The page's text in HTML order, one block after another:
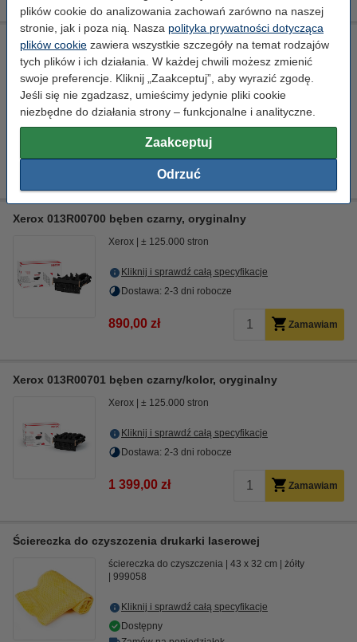
plików cookie do analizowania zachowań zarówno na naszej
stronie, jak i poza nią. Nasza polityka prywatności dotycząca
plików cookie zawiera wszystkie szczegóły na temat rodzajów
tych plików i ich działania. W każdej chwili możesz zmienić
swoje preferencje. Kliknij „Zaakceptuj”, aby wyrazić zgodę.
Jeśli się nie zgadzasz, umieścimy jedynie pliki cookie
niezbędne do działania strony – funkcjonalne i analityczne.
Zaakceptuj
Odrzuć
Xerox 008R13325 pojemnik na zużyty toner, oryginalny
Xerox ± 25.000 stron 008R13325
Kliknij i sprawdź całą specyfikacje
Dostępny
Zamów na poniedziałek
73,90 zł Zamawiam
Xerox 013R00700 bęben czarny, oryginalny
Xerox ± 125.000 stron
Kliknij i sprawdź całą specyfikacje
Dostawa: 2-3 dni robocze
890,00 zł Zamawiam
Xerox 013R00701 bęben czarny/kolor, oryginalny
Xerox ± 125.000 stron
Kliknij i sprawdź całą specyfikacje
Dostawa: 2-3 dni robocze
1 399,00 zł Zamawiam
Ściereczka do czyszczenia drukarki laserowej
ściereczka do czyszczenia 43 x 32 cm
żółty
999058
Kliknij i sprawdź całą specyfikacje
Dostępny